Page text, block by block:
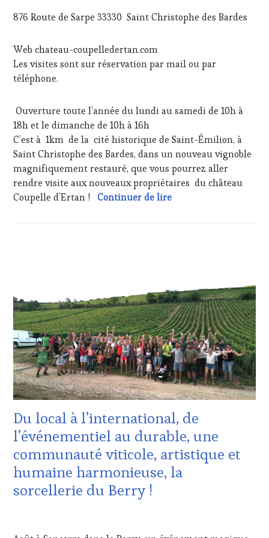
MASTERCLASS,
PRESSE
ÉCRITE,
RADIO,
TV,
OENOTOURISME
PARTENAIRES
VIN
TOURISME,
PRODUCTEURS
TERROIR
RESTAURATEUR,
CHEF,
CUISINIER,
FAME
WINE
TOURISM
TOUR,
WINETASTINGVOUCHER.COM
876 Route de Sarpe 33330 Saint Christophe des Bardes
Web chateau-coupelledertan.com
Les visites sont sur réservation par mail ou par
téléphone.
Ouverture toute l’année du lundi au samedi de 10h à
18h et le dimanche de 10h à 16h
C’est à 1km de la cité historique de Saint-Émilion, à
Saint Christophe des Bardes, dans un nouveau vignoble
magnifiquement restauré, que vous pourrez aller
rendre visite aux nouveaux propriétaires du château
Coupelle d’Ertan !Continuer de lireSaint-Émilion : Un
TASTING
VOUCHER,
DOMAINE
VITICOLE,
ADHÉRENT,
VIN
TOURISME,
EDITION
LES
DU
VIN
ET
DE
LA
HAUTE
GASTRONOMIE
Du local à l’international, de
l’événementiel au durable, une
communauté viticole, artistique et
humaine harmonieuse, la
sorcellerie du Berry !